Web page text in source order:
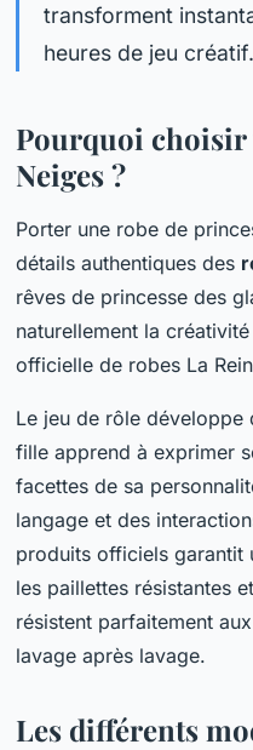
transforment
heures de jeu créatif.
Pourquoi choisir
Neiges ?
Porter une robe de
détails authentiques des
rêves de princesse des
naturellement la
officielle de robes La
Le jeu de rôle développe
fille apprend à exprimer
facettes de sa
langage et des
produits officiels garantit
les paillettes résistantes
résistent parfaitement
lavage après lavage.
Les différents